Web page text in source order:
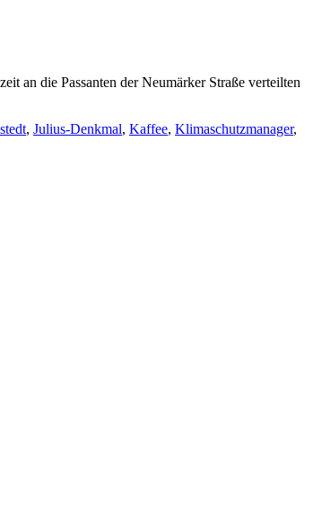
an die Passanten der Neumärker Straße verteilten
, Julius-Denkmal, Kaffee, Klimaschutzmanager,